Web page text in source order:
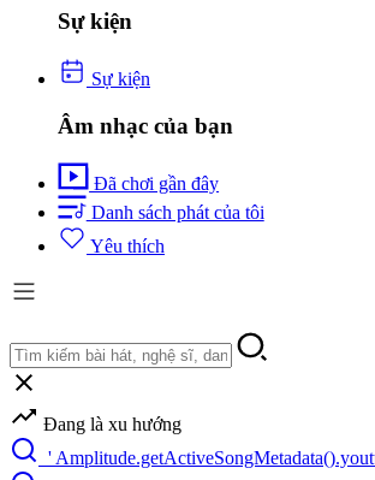
Sự kiện
Sự kiện
Âm nhạc của bạn
Đã chơi gần đây
Danh sách phát của tôi
Yêu thích
Đang là xu hướng
'